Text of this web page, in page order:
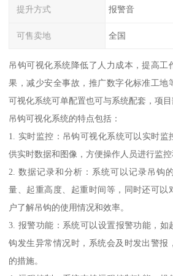
提升方式 报警音
可售卖地 全国
吊钩可视化系统降低了人力成本，提高工
果，减少安全事故，推广数字化标准工地
可视化系统可单配置也可与系统配套，项目
吊钩可视化系统的特点包括：
1. 实时监控：吊钩可视化系统可以实时监
供实时数据和图像，方便操作人员进行监控
2. 数据记录和分析：系统可以记录吊钩
量、起重高度、起重时间等，同时还可以
户了解吊钩的使用情况和效率。
3. 报警功能：系统可以设置报警功能，如
钩发生异常情况时，系统会及时发出警报
的措施。